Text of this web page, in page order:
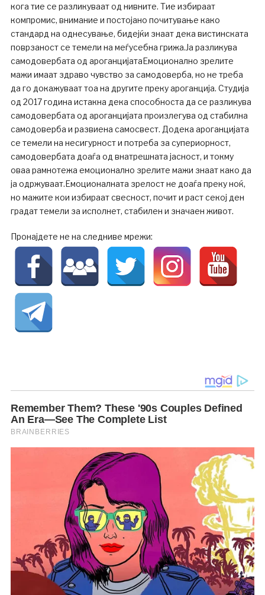
кога тие се разликуваат од нивните. Тие избираат
компромис, внимание и постојано почитување како
стандард на однесување, бидејќи знаат дека вистинската
поврзаност се темели на меѓусебна грижа.Ја разликува
самодовербата од ароганцијатаЕмоционално зрелите
мажи имаат здраво чувство за самодоверба, но не треба
да го докажуваат тоа на другите преку ароганција. Студија
од 2017 година истакна дека способноста да се разликува
самодовербата од ароганцијата произлегува од стабилна
самодоверба и развиена самосвест. Додека ароганцијата
се темели на несигурност и потреба за супериорност,
самодовербата доаѓа од внатрешната јасност, и токму
оваа рамнотежа емоционално зрелите мажи знаат како да
ја одржуваат.Емоционалната зрелост не доаѓа преку ноќ,
но мажите кои избираат свесност, почит и раст секој ден
градат темели за исполнет, стабилен и значаен живот.
Пронајдете не на следниве мрежи: